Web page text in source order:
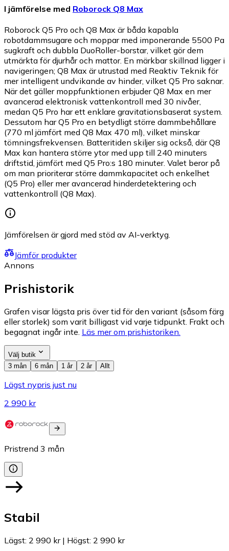
I jämförelse med Roborock Q8 Max
Roborock Q5 Pro och Q8 Max är båda kapabla
robotdammsugare och moppar med imponerande 5500 Pa
sugkraft och dubbla DuoRoller-borstar, vilket gör dem
utmärkta för djurhår och mattor. En märkbar skillnad ligger i
navigeringen; Q8 Max är utrustad med Reaktiv Teknik för
mer intelligent undvikande av hinder, vilket Q5 Pro saknar.
När det gäller moppfunktionen erbjuder Q8 Max en mer
avancerad elektronisk vattenkontroll med 30 nivåer,
medan Q5 Pro har ett enklare gravitationsbaserat system.
Dessutom har Q5 Pro en betydligt större dammbehållare
(770 ml jämfört med Q8 Max 470 ml), vilket minskar
tömningsfrekvensen. Batteritiden skiljer sig också, där Q8
Max kan hantera större ytor med upp till 240 minuters
driftstid, jämfört med Q5 Pro:s 180 minuter. Valet beror på
om man prioriterar större dammkapacitet och enkelhet
(Q5 Pro) eller mer avancerad hinderdetektering och
vattenkontroll (Q8 Max).
Jämförelsen är gjord med stöd av AI-verktyg.
Jämför produkter
Annons
Prishistorik
Grafen visar lägsta pris över tid för den variant (såsom färg
eller storlek) som varit billigast vid varje tidpunkt. Frakt och
begagnat ingår inte. Läs mer om prishistoriken.
Välj butik
3 mån
6 mån 1 år 2 år Allt
Lägst nypris just nu
2 990 kr
Pristrend 3 mån
Stabil
Lägst: 2 990 kr| Högst: 2 990 kr